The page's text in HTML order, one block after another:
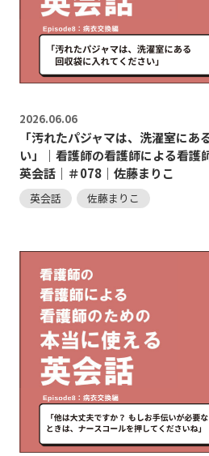
2026.06.06
「汚れたパジャマは、洗濯室にあ
い」｜看護師の看護師による看護
英会話｜＃078｜佐藤まりこ
英会話 佐藤まりこ